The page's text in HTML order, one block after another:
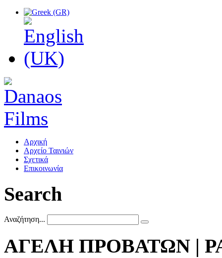
Αρχική
Αρχείο Ταινιών
Σχετικά
Επικοινωνία
Search
Αναζήτηση...
ΑΓΕΛΗ ΠΡΟΒΑΤΩΝ |